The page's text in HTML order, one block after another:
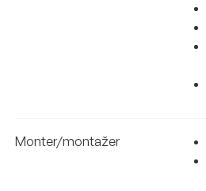
Monter/montažer